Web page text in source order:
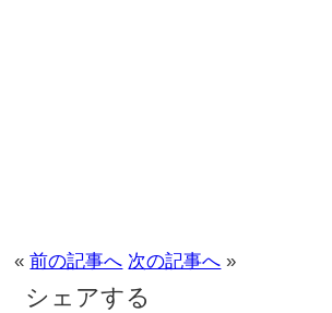
«前の記事へ 次の記事へ »
シェアする